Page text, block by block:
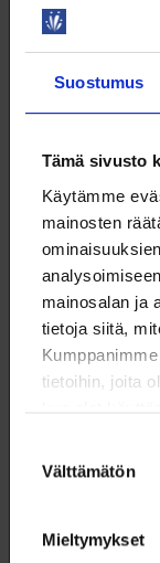
Suostumus
Tämä sivusto
Käytämme
mainosten
mainosalan ja
tietoja siitä,
tietoihin, joita
valinta
Välttämätön
Mieltymykset
16.12.2025
11.12.2025
vuoden
Uusi